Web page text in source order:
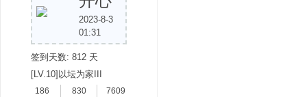
2023-8-3
01:31
签到天数: 812 天
[LV.10]以坛为家III
186
830
7609